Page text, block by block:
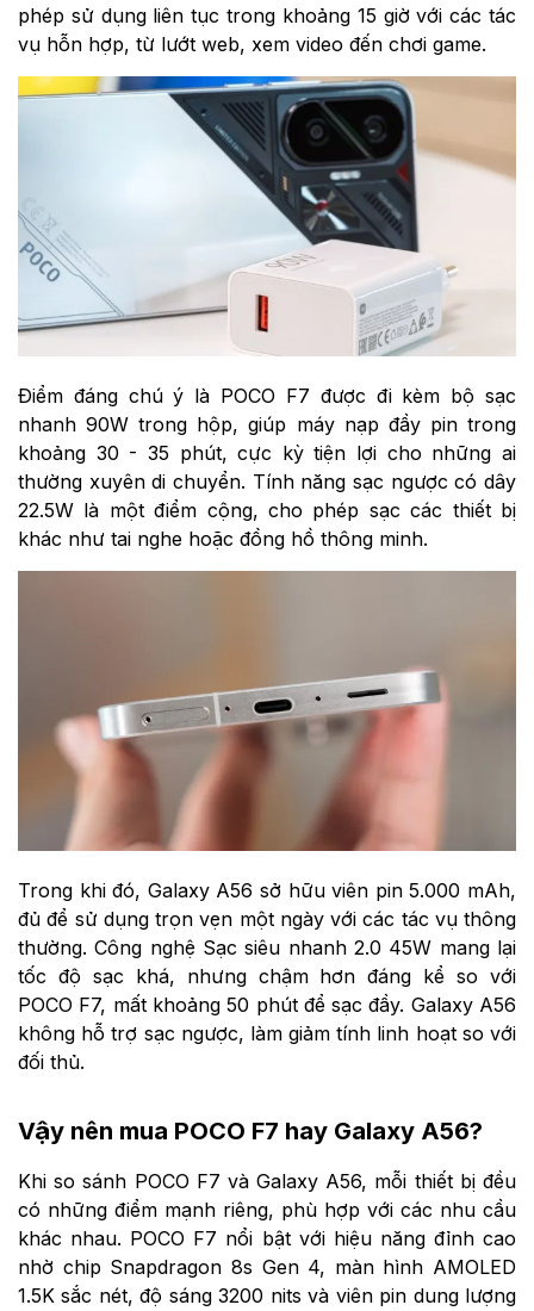
phép sử dụng liên tục trong khoảng 15 giờ với các tác
vụ hỗn hợp, từ lướt web, xem video đến chơi game.
Điểm đáng chú ý là POCO F7 được đi kèm bộ sạc
nhanh 90W trong hộp, giúp máy nạp đầy pin trong
khoảng 30 - 35 phút, cực kỳ tiện lợi cho những ai
thường xuyên di chuyển. Tính năng sạc ngược có dây
22.5W là một điểm cộng, cho phép sạc các thiết bị
khác như tai nghe hoặc đồng hồ thông minh.
Trong khi đó, Galaxy A56 sở hữu viên pin 5.000 mAh,
đủ để sử dụng trọn vẹn một ngày với các tác vụ thông
thường. Công nghệ Sạc siêu nhanh 2.0 45W mang lại
tốc độ sạc khá, nhưng chậm hơn đáng kể so với
POCO F7, mất khoảng 50 phút để sạc đầy. Galaxy A56
không hỗ trợ sạc ngược, làm giảm tính linh hoạt so với
đối thủ.
Vậy nên mua POCO F7 hay Galaxy A56?
Khi so sánh POCO F7 và Galaxy A56, mỗi thiết bị đều
có những điểm mạnh riêng, phù hợp với các nhu cầu
khác nhau. POCO F7 nổi bật với hiệu năng đỉnh cao
nhờ chip Snapdragon 8s Gen 4, màn hình AMOLED
1.5K sắc nét, độ sáng 3200 nits và viên pin dung lượng